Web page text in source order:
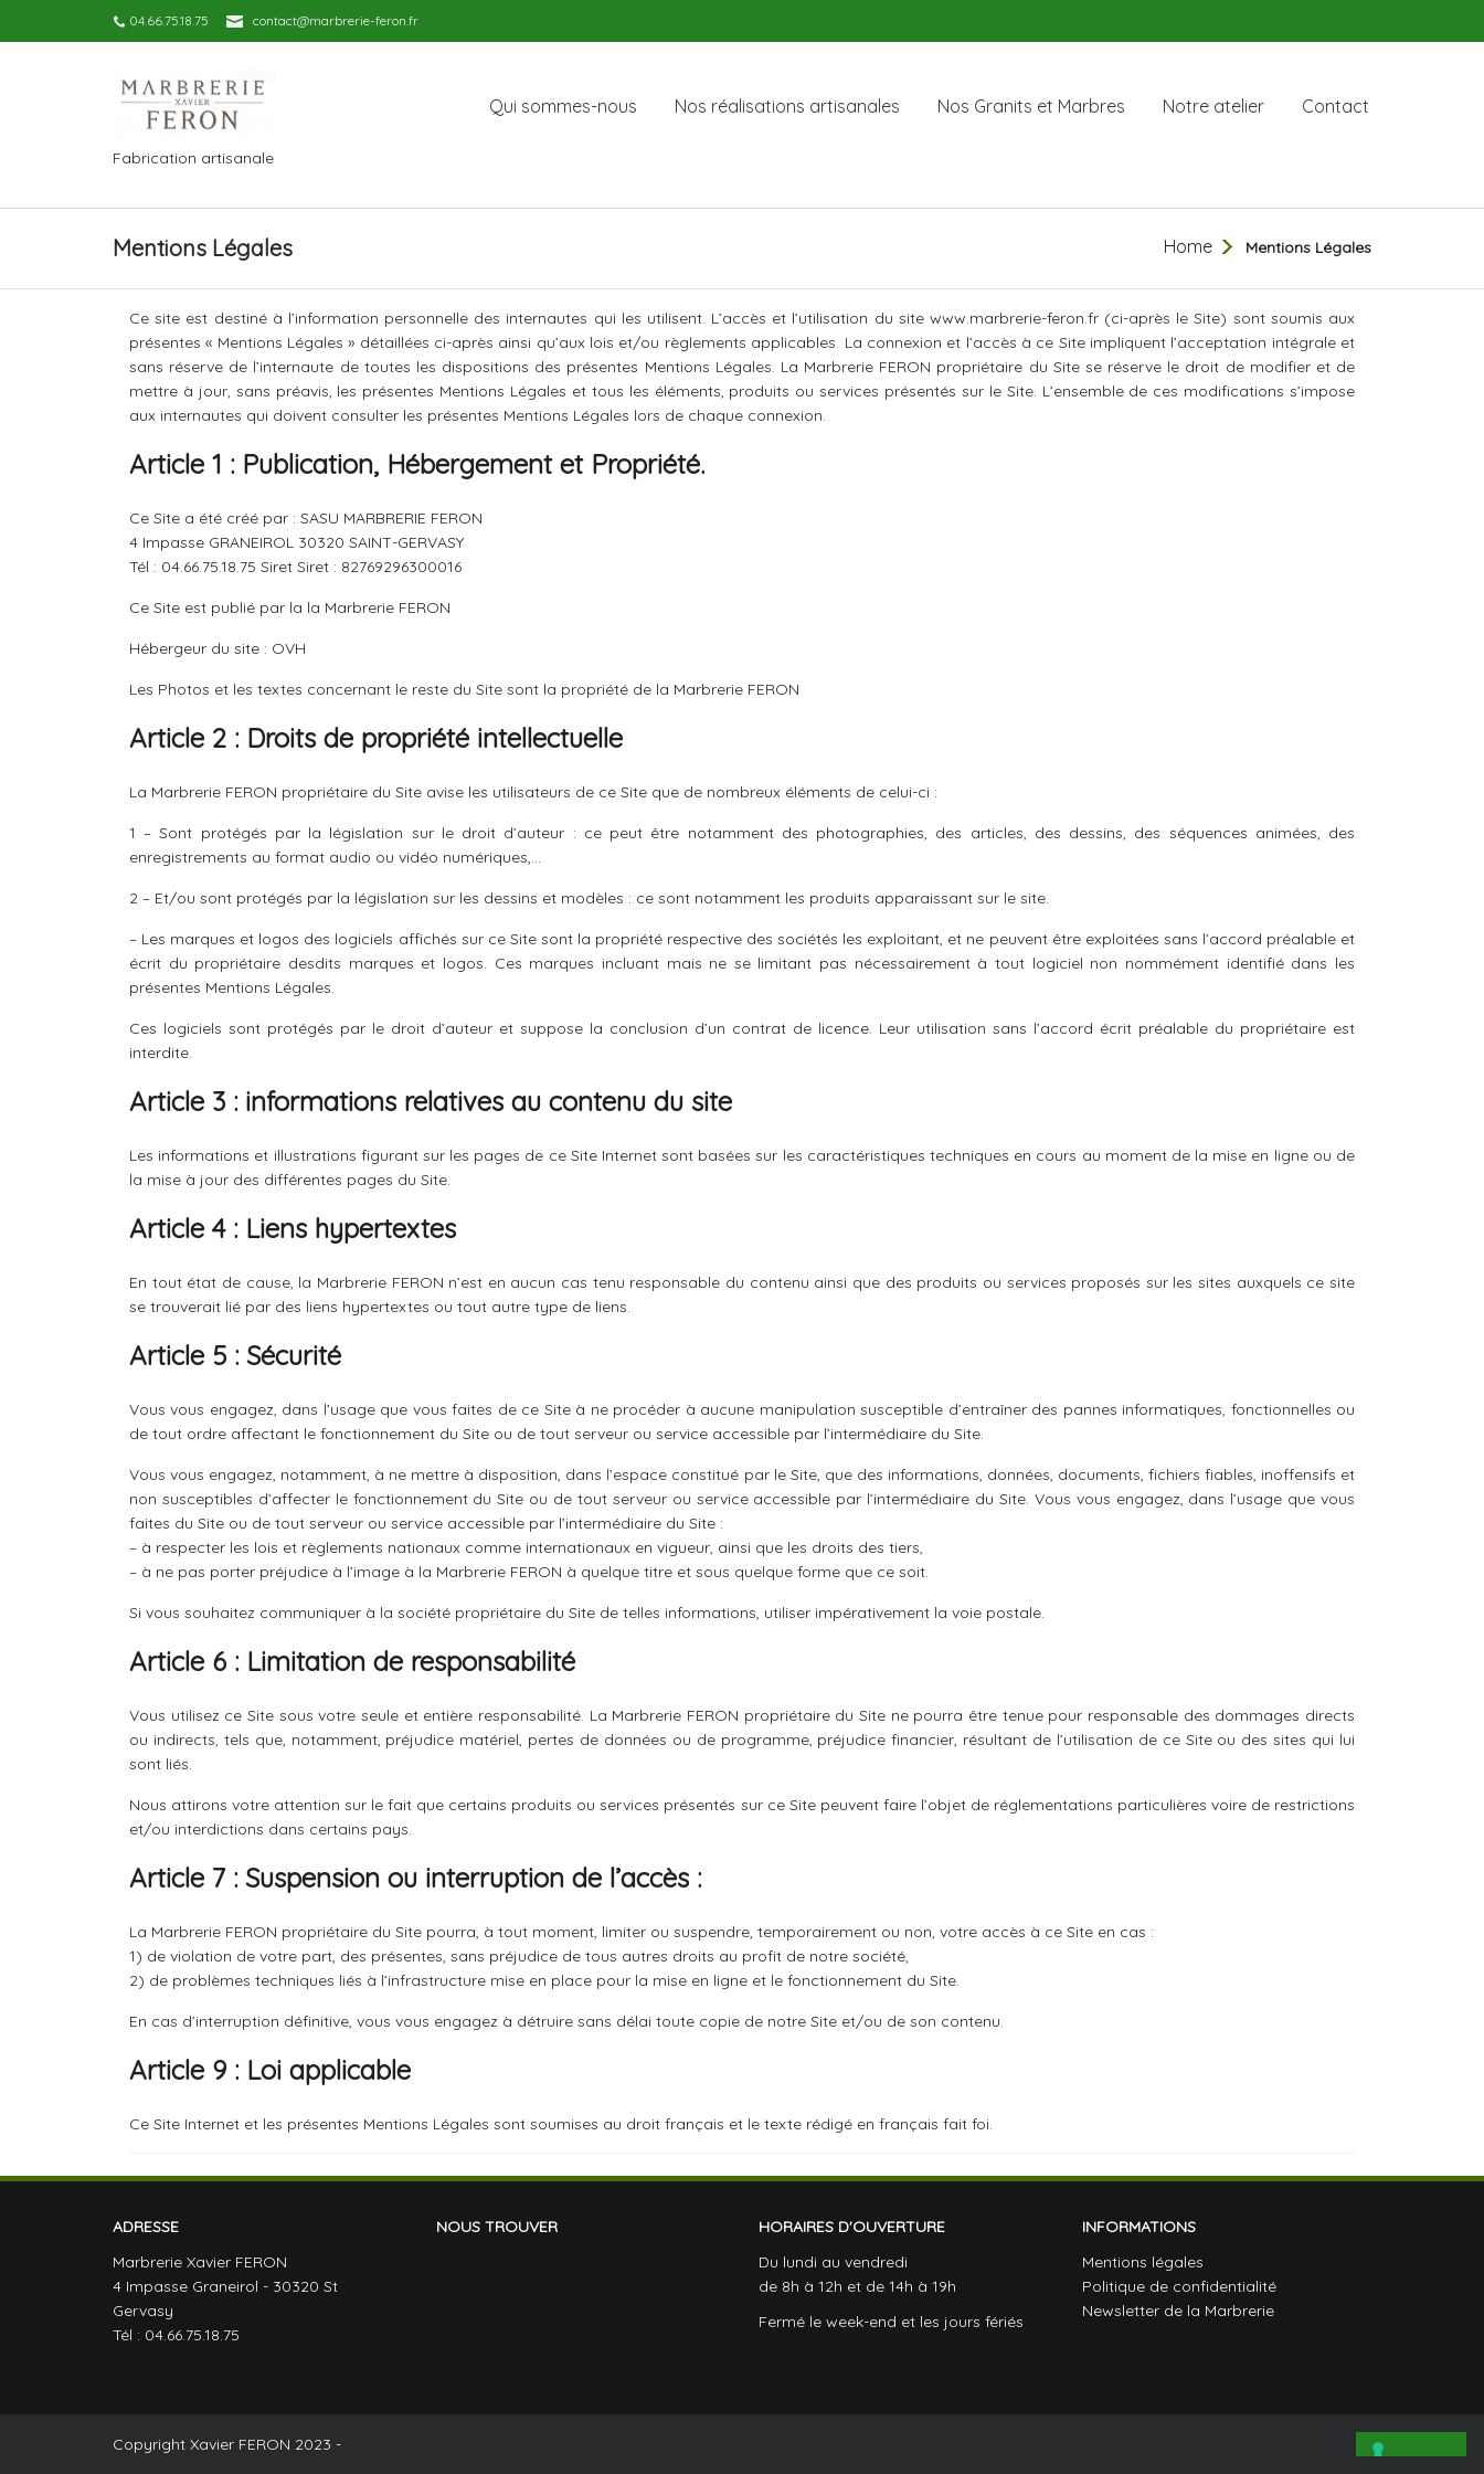
04.66.75.18.75 contact@marbrerie-feron.fr
Fabrication artisanale
Qui sommes-nous Nos réalisations artisanales Nos Granits et Marbres Notre atelier Contact
Mentions Légales Home Mentions Légales
Ce site est destiné à l’information personnelle des internautes qui les utilisent. L’accès et l’utilisation du site www.marbrerie-feron.fr (ci-après le Site) sont soumis aux
présentes « Mentions Légales » détaillées ci-après ainsi qu’aux lois et/ou règlements applicables. La connexion et l’accès à ce Site impliquent l’acceptation intégrale et
sans réserve de l’internaute de toutes les dispositions des présentes Mentions Légales. La Marbrerie FERON propriétaire du Site se réserve le droit de modifier et de
mettre à jour, sans préavis, les présentes Mentions Légales et tous les éléments, produits ou services présentés sur le Site. L’ensemble de ces modifications s’impose
aux internautes qui doivent consulter les présentes Mentions Légales lors de chaque connexion.
Article 1 : Publication, Hébergement et Propriété.
Ce Site a été créé par : SASU MARBRERIE FERON
4 Impasse GRANEIROL 30320 SAINT-GERVASY
Tél : 04.66.75.18.75 Siret Siret : 82769296300016
Ce Site est publié par la la Marbrerie FERON
Hébergeur du site : OVH
Les Photos et les textes concernant le reste du Site sont la propriété de la Marbrerie FERON
Article 2 : Droits de propriété intellectuelle
La Marbrerie FERON propriétaire du Site avise les utilisateurs de ce Site que de nombreux éléments de celui-ci :
1 – Sont protégés par la législation sur le droit d’auteur : ce peut être notamment des photographies, des articles, des dessins, des séquences animées, des
enregistrements au format audio ou vidéo numériques,…
2 – Et/ou sont protégés par la législation sur les dessins et modèles : ce sont notamment les produits apparaissant sur le site.
– Les marques et logos des logiciels affichés sur ce Site sont la propriété respective des sociétés les exploitant, et ne peuvent être exploitées sans l’accord préalable et
écrit du propriétaire desdits marques et logos. Ces marques incluant mais ne se limitant pas nécessairement à tout logiciel non nommément identifié dans les
présentes Mentions Légales.
Ces logiciels sont protégés par le droit d’auteur et suppose la conclusion d’un contrat de licence. Leur utilisation sans l’accord écrit préalable du propriétaire est
interdite.
Article 3 : informations relatives au contenu du site
Les informations et illustrations figurant sur les pages de ce Site Internet sont basées sur les caractéristiques techniques en cours au moment de la mise en ligne ou de
la mise à jour des différentes pages du Site.
Article 4 : Liens hypertextes
En tout état de cause, la Marbrerie FERON n’est en aucun cas tenu responsable du contenu ainsi que des produits ou services proposés sur les sites auxquels ce site
se trouverait lié par des liens hypertextes ou tout autre type de liens.
Article 5 : Sécurité
Vous vous engagez, dans l’usage que vous faites de ce Site à ne procéder à aucune manipulation susceptible d’entraîner des pannes informatiques, fonctionnelles ou
de tout ordre affectant le fonctionnement du Site ou de tout serveur ou service accessible par l’intermédiaire du Site.
Vous vous engagez, notamment, à ne mettre à disposition, dans l’espace constitué par le Site, que des informations, données, documents, fichiers fiables, inoffensifs et
non susceptibles d’affecter le fonctionnement du Site ou de tout serveur ou service accessible par l’intermédiaire du Site. Vous vous engagez, dans l’usage que vous
faites du Site ou de tout serveur ou service accessible par l’intermédiaire du Site :
– à respecter les lois et règlements nationaux comme internationaux en vigueur, ainsi que les droits des tiers,
– à ne pas porter préjudice à l’image à la Marbrerie FERON à quelque titre et sous quelque forme que ce soit.
Si vous souhaitez communiquer à la société propriétaire du Site de telles informations, utiliser impérativement la voie postale.
Article 6 : Limitation de responsabilité
Vous utilisez ce Site sous votre seule et entière responsabilité. La Marbrerie FERON propriétaire du Site ne pourra être tenue pour responsable des dommages directs
ou indirects, tels que, notamment, préjudice matériel, pertes de données ou de programme, préjudice financier, résultant de l’utilisation de ce Site ou des sites qui lui
sont liés.
Nous attirons votre attention sur le fait que certains produits ou services présentés sur ce Site peuvent faire l’objet de réglementations particulières voire de restrictions
et/ou interdictions dans certains pays.
Article 7 : Suspension ou interruption de l’accès :
La Marbrerie FERON propriétaire du Site pourra, à tout moment, limiter ou suspendre, temporairement ou non, votre accès à ce Site en cas :
1) de violation de votre part, des présentes, sans préjudice de tous autres droits au profit de notre société,
2) de problèmes techniques liés à l’infrastructure mise en place pour la mise en ligne et le fonctionnement du Site.
En cas d’interruption définitive, vous vous engagez à détruire sans délai toute copie de notre Site et/ou de son contenu.
Article 9 : Loi applicable
Ce Site Internet et les présentes Mentions Légales sont soumises au droit français et le texte rédigé en français fait foi.
ADRESSE
Marbrerie Xavier FERON
4 Impasse Graneirol - 30320 St
Gervasy
Tél : 04.66.75.18.75
NOUS TROUVER
HORAIRES D'OUVERTURE
Du lundi au vendredi
de 8h à 12h et de 14h à 19h
Fermé le week-end et les jours fériés
INFORMATIONS
Mentions légales
Politique de confidentialité
Newsletter de la Marbrerie
Copyright Xavier FERON 2023 -